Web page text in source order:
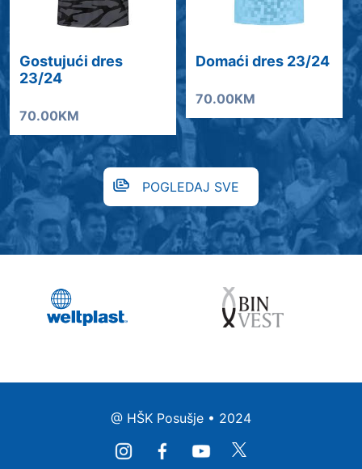
Gostujući dres
23/24
70.00KM
Domaći dres 23/24
70.00KM
POGLEDAJ SVE
@ HŠK Posušje • 2024